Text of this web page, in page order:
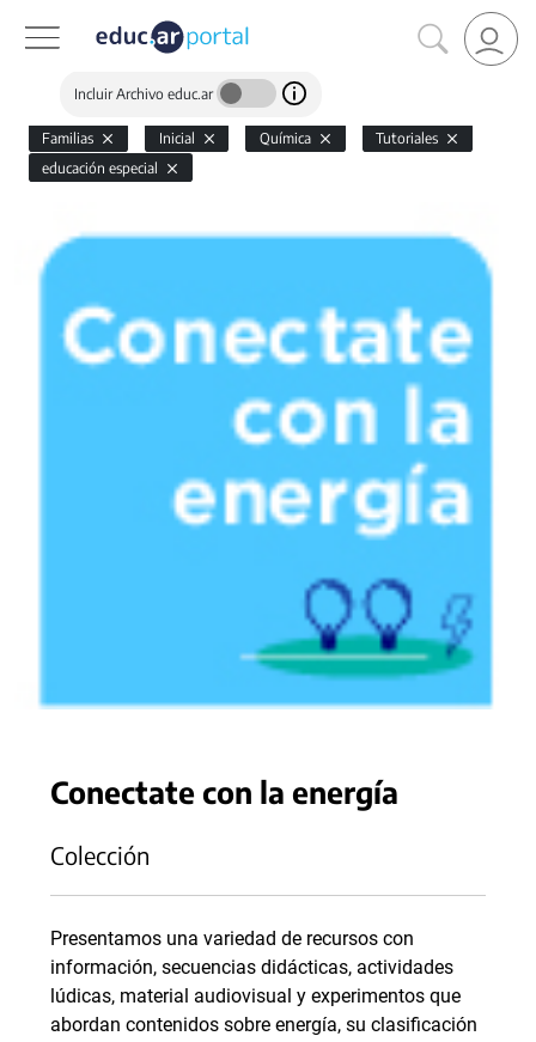
Incluir Archivo educ.ar
Familias Inicial Química
Tutoriales
educación especial
Conectate con la energía
Colección
Presentamos una variedad de recursos con
información, secuencias didácticas, actividades
lúdicas, material audiovisual y experimentos que
abordan contenidos sobre energía, su clasificación